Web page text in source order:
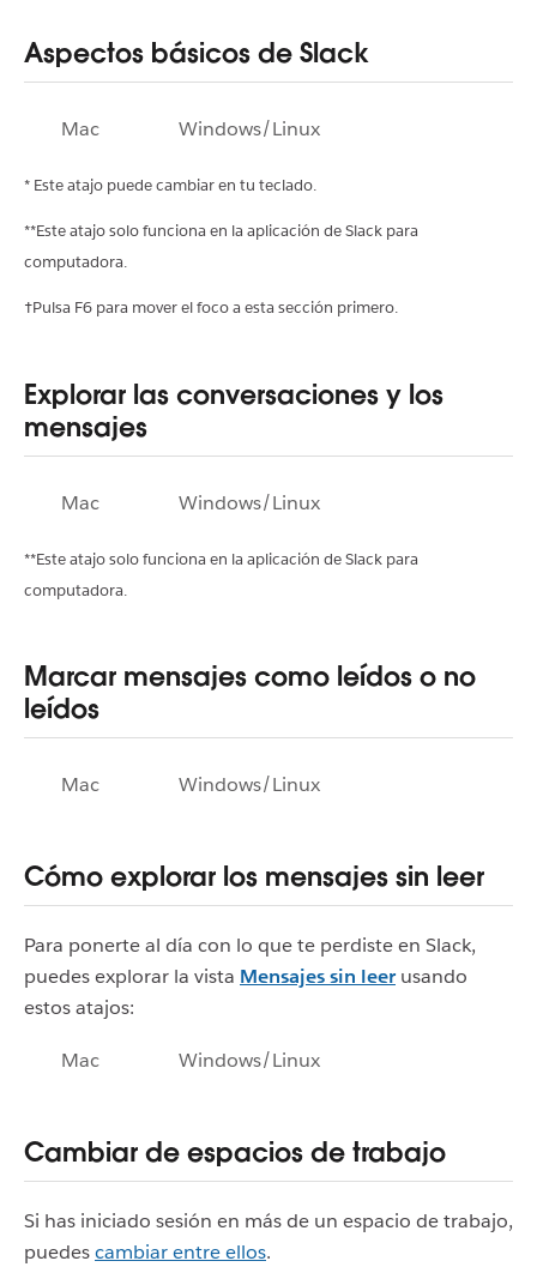
Aspectos básicos de Slack
Mac Windows/Linux
* Este atajo puede cambiar en tu teclado.
**Este atajo solo funciona en la aplicación de Slack para
computadora.
†Pulsa F6 para mover el foco a esta sección primero.
Explorar las conversaciones y los
mensajes
Mac Windows/Linux
**Este atajo solo funciona en la aplicación de Slack para
computadora.
Marcar mensajes como leídos o no
leídos
Mac Windows/Linux
Cómo explorar los mensajes sin leer
Para ponerte al día con lo que te perdiste en Slack,
puedes explorar la vista Mensajes sin leerusando
estos atajos:
Mac Windows/Linux
Cambiar de espacios de trabajo
Si has iniciado sesión en más de un espacio de trabajo,
puedescambiar entre ellos.